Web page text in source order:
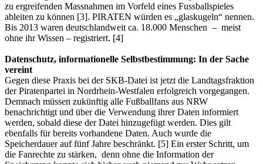
zu ergreifenden Massnahmen im Vorfeld eines Fussballspieles
ableiten zu können [3]. PIRATEN würden es „glaskugeln“ nennen.
Bis 2013 waren deutschlandweit ca. 18.000 Menschen – meist
ohne ihr Wissen – registriert. [4]
Datenschutz, informationelle Selbstbestimmung: In der Sache
vereint
Gegen diese Praxis bei der SKB-Datei ist jetzt die Landtagsfraktion
der Piratenpartei in Nordrhein-Westfalen erfolgreich vorgegangen.
Demnach müssen zukünftig alle Fußballfans aus NRW
benachrichtigt und über die Verwendung ihrer Daten informiert
werden, sobald diese der Datei hinzugefügt werden. Dies gilt
ebenfalls für bereits vorhandene Daten. Auch wurde die
Speicherdauer auf fünf Jahre beschränkt. [5] Ein erster Schritt, um
die Fanrechte zu stärken, denn ohne die Information der